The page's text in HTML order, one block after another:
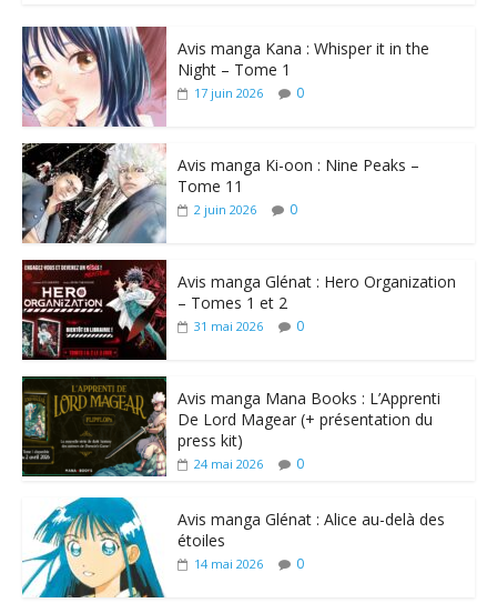
Avis manga Kana : Whisper it in the
Night – Tome 1
17 juin 2026 0
Avis manga Ki-oon : Nine Peaks –
Tome 11
2 juin 2026 0
Avis manga Glénat : Hero Organization
– Tomes 1 et 2
31 mai 2026 0
Avis manga Mana Books : L’Apprenti
De Lord Magear (+ présentation du
press kit)
24 mai 2026 0
Avis manga Glénat : Alice au-delà des
étoiles
14 mai 2026 0